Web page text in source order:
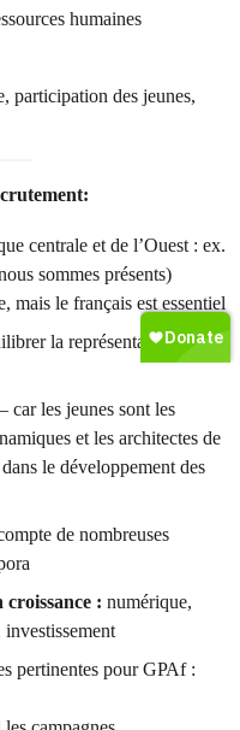
humaines
participation des jeunes,
centrale et de l’Ouest : ex.
sommes présents)
mais le français est essentiel
la représentation au
– car les jeunes sont les
et les architectes de
le développement des
de nombreuses
croissance : numérique,
pertinentes pour GPAf :